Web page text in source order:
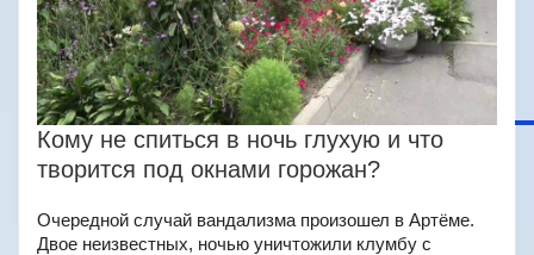
Кому не спиться в ночь глухую и что
творится под окнами горожан?
Очередной случай вандализма произошел в Артёме.
Двое неизвестных, ночью уничтожили клумбу с